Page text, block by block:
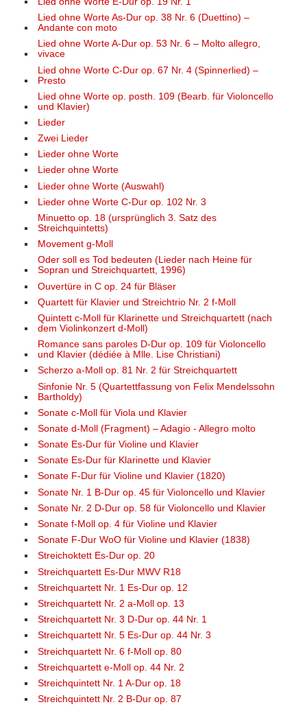
Lied ohne Worte As-Dur op. 38 Nr. 6 (Duettino) –
Andante con moto
Lied ohne Worte A-Dur op. 53 Nr. 6 – Molto allegro,
vivace
Lied ohne Worte C-Dur op. 67 Nr. 4 (Spinnerlied) –
Presto
Lied ohne Worte op. posth. 109 (Bearb. für Violoncello
und Klavier)
Lieder
Zwei Lieder
Lieder ohne Worte
Lieder ohne Worte
Lieder ohne Worte (Auswahl)
Lieder ohne Worte C-Dur op. 102 Nr. 3
Minuetto op. 18 (ursprünglich 3. Satz des
Streichquintetts)
Movement g-Moll
Oder soll es Tod bedeuten (Lieder nach Heine für
Sopran und Streichquartett, 1996)
Ouvertüre in C op. 24 für Bläser
Quartett für Klavier und Streichtrio Nr. 2 f-Moll
Quintett c-Moll für Klarinette und Streichquartett (nach
dem Violinkonzert d-Moll)
Romance sans paroles D-Dur op. 109 für Violoncello
und Klavier (dédiée à Mlle. Lise Christiani)
Scherzo a-Moll op. 81 Nr. 2 für Streichquartett
Sinfonie Nr. 5 (Quartettfassung von Felix Mendelssohn
Bartholdy)
Sonate c-Moll für Viola und Klavier
Sonate d-Moll (Fragment) – Adagio - Allegro molto
Sonate Es-Dur für Violine und Klavier
Sonate Es-Dur für Klarinette und Klavier
Sonate F-Dur für Violine und Klavier (1820)
Sonate Nr. 1 B-Dur op. 45 für Violoncello und Klavier
Sonate Nr. 2 D-Dur op. 58 für Violoncello und Klavier
Sonate f-Moll op. 4 für Violine und Klavier
Sonate F-Dur WoO für Violine und Klavier (1838)
Streichoktett Es-Dur op. 20
Streichquartett Es-Dur MWV R18
Streichquartett Nr. 1 Es-Dur op. 12
Streichquartett Nr. 2 a-Moll op. 13
Streichquartett Nr. 3 D-Dur op. 44 Nr. 1
Streichquartett Nr. 5 Es-Dur op. 44 Nr. 3
Streichquartett Nr. 6 f-Moll op. 80
Streichquartett e-Moll op. 44 Nr. 2
Streichquintett Nr. 1 A-Dur op. 18
Streichquintett Nr. 2 B-Dur op. 87